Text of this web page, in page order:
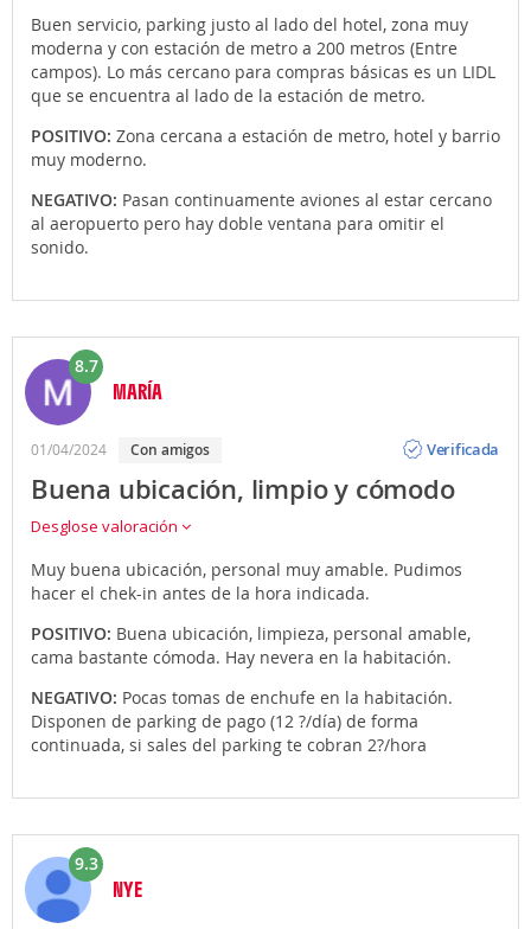
Buen servicio, parking justo al lado del hotel, zona muy
moderna y con estación de metro a 200 metros (Entre
campos). Lo más cercano para compras básicas es un LIDL
que se encuentra al lado de la estación de metro.
POSITIVO: Zona cercana a estación de metro, hotel y barrio
muy moderno.
NEGATIVO: Pasan continuamente aviones al estar cercano
al aeropuerto pero hay doble ventana para omitir el
sonido.
8.7
MARÍA
01/04/2024 con amigos
Verificada
Buena ubicación, limpio y cómodo
Desglose valoración
Muy buena ubicación, personal muy amable. Pudimos
hacer el chek-in antes de la hora indicada.
POSITIVO: Buena ubicación, limpieza, personal amable,
cama bastante cómoda. Hay nevera en la habitación.
NEGATIVO: Pocas tomas de enchufe en la habitación.
Disponen de parking de pago (12 ?/día) de forma
continuada, si sales del parking te cobran 2?/hora
9.3
NYE